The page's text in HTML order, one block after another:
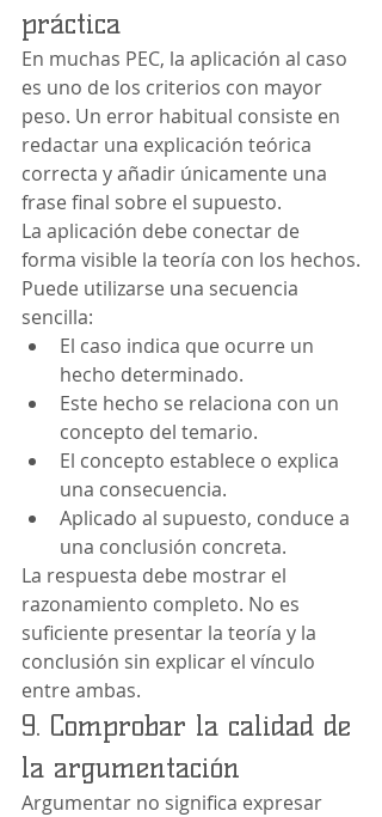
práctica
En muchas PEC, la aplicación al caso
es uno de los criterios con mayor
peso. Un error habitual consiste en
redactar una explicación teórica
correcta y añadir únicamente una
frase final sobre el supuesto.
La aplicación debe conectar de
forma visible la teoría con los hechos.
Puede utilizarse una secuencia
sencilla:
El caso indica que ocurre un
hecho determinado.
Este hecho se relaciona con un
concepto del temario.
El concepto establece o explica
una consecuencia.
Aplicado al supuesto, conduce a
una conclusión concreta.
La respuesta debe mostrar el
razonamiento completo. No es
suficiente presentar la teoría y la
conclusión sin explicar el vínculo
entre ambas.
9. Comprobar la calidad de
la argumentación
Argumentar no significa expresar